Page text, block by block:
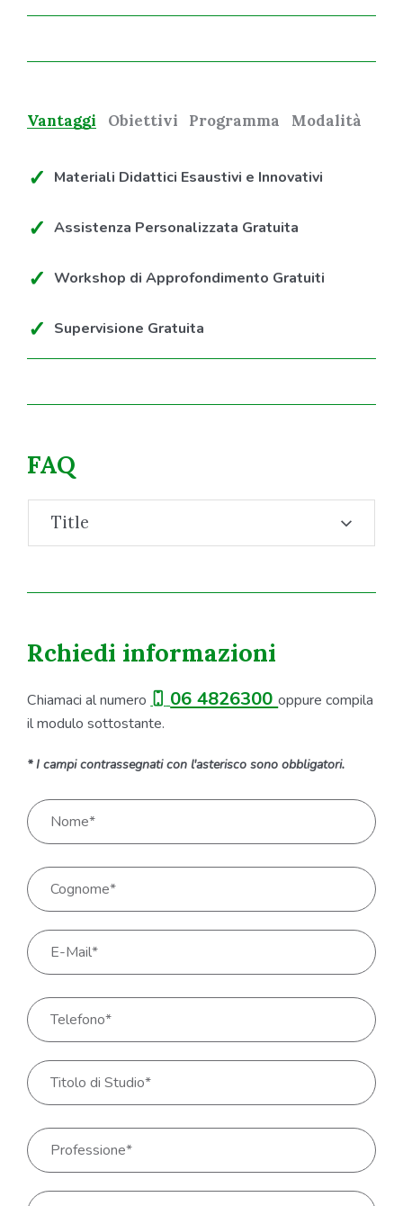
Vantaggi Obiettivi Programma Modalità
Materiali Didattici Esaustivi e Innovativi
Assistenza Personalizzata Gratuita
Workshop di Approfondimento Gratuiti
Supervisione Gratuita
FAQ
Title
Rchiedi informazioni
Chiamaci al numero 06 4826300oppure compila
il modulo sottostante.
* I campi contrassegnati con l'asterisco sono obbligatori.